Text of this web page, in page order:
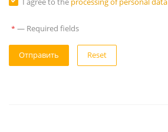
* — Required fields
Reset